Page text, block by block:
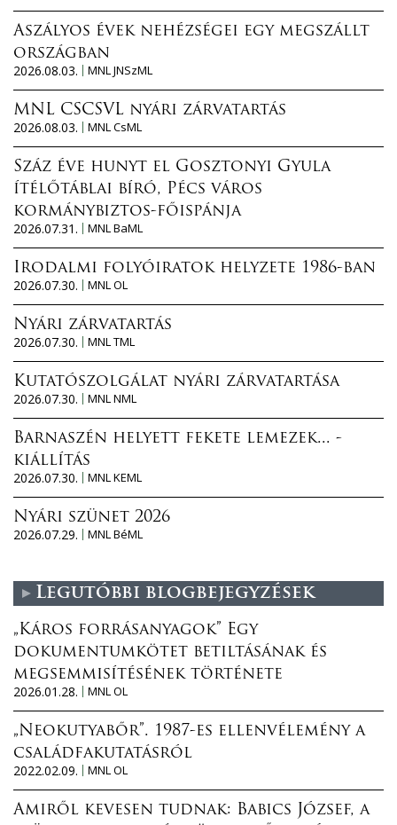
Aszályos évek nehézségei egy megszállt
országban
2026.08.03.
MNL JNSzML
MNL CSCSVL nyári zárvatartás
2026.08.03.
MNL CsML
Száz éve hunyt el Gosztonyi Gyula
ítélőtáblai bíró, Pécs város
kormánybiztos-főispánja
2026.07.31.
MNL BaML
Irodalmi folyóiratok helyzete 1986-ban
2026.07.30.
MNL OL
Nyári zárvatartás
2026.07.30.
MNL TML
Kutatószolgálat nyári zárvatartása
2026.07.30.
MNL NML
Barnaszén helyett fekete lemezek... -
kiállítás
2026.07.30.
MNL KEML
Nyári szünet 2026
2026.07.29.
MNL BéML
Legutóbbi blogbejegyzések
„Káros forrásanyagok” Egy
dokumentumkötet betiltásának és
megsemmisítésének története
2026.01.28.
MNL OL
„Neokutyabőr”. 1987-es ellenvélemény a
családfakutatásról
2022.02.09.
MNL OL
Amiről kevesen tudnak: Babics József, a